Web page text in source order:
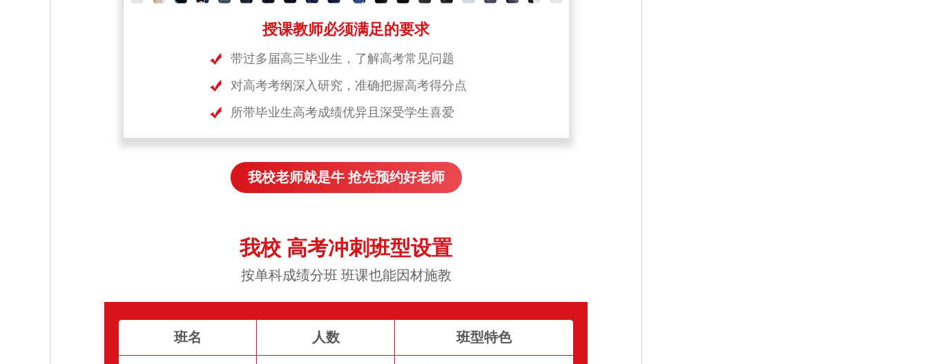
授课教师必须满足的要求
带过多届高三毕业生，了解高考常见问题
对高考考纲深入研究，准确把握高考得分点
所带毕业生高考成绩优异且深受学生喜爱
我校老师就是牛 抢先预约好老师
我校 高考冲刺班型设置
按单科成绩分班 班课也能因材施教
班名 人数 班型特色